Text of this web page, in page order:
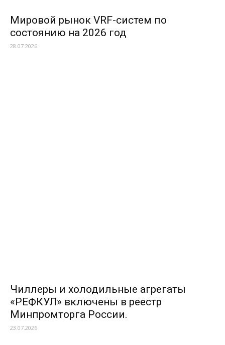
Мировой рынок VRF-систем по
состоянию на 2026 год
28.07.2026
Чиллеры и холодильные агрегаты
«РЕФКУЛ» включены в реестр
Минпромторга России.
23.07.2026